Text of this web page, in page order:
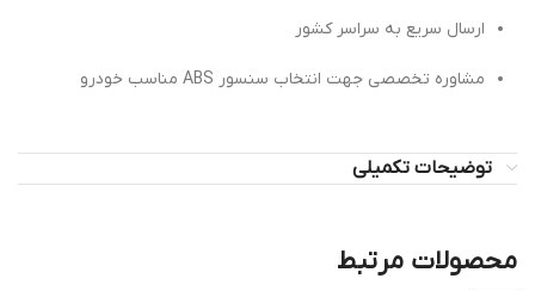
ارسال سریع به سراسر کشور
مشاوره تخصصی جهت انتخاب سنسور ABS مناسب خودرو
توضیحات تکمیلی
محصولات مرتبط